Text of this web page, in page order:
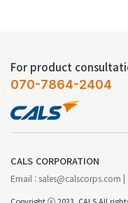
For product
070-7864-2404
CALS CORPORATION
Email : sales@calscorps.com